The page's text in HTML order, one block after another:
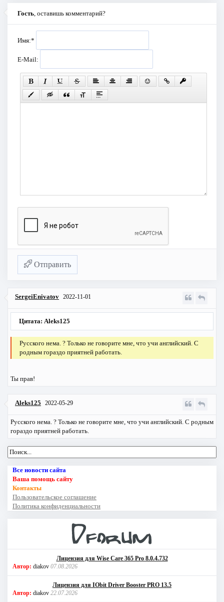
Гость, оставишь комментарий?
Имя:*
E-Mail:
Отправить
SergeiEnivatov 2022-11-01
Цитата: Aleks125
Русского нема. ? Только не говорите мне, что учи английский. С
родным гораздо приятней работать.
Ты прав!
Aleks125 2022-05-29
Русского нема. ? Только не говорите мне, что учи английский. С родным
гораздо приятней работать.
Все новости сайта
Ваша помощь сайту
Контакты
Пользовательское соглашение
Политика конфиденциальности
Лицензия для Wise Care 365 Pro 8.0.4.732
Автор: diakov 07.08.2026
Лицензия для IObit Driver Booster PRO 13.5
Автор: diakov 22.07.2026